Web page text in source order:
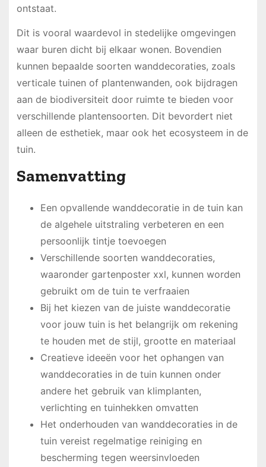
ontstaat.
Dit is vooral waardevol in stedelijke omgevingen
waar buren dicht bij elkaar wonen. Bovendien
kunnen bepaalde soorten wanddecoraties, zoals
verticale tuinen of plantenwanden, ook bijdragen
aan de biodiversiteit door ruimte te bieden voor
verschillende plantensoorten. Dit bevordert niet
alleen de esthetiek, maar ook het ecosysteem in de
tuin.
Samenvatting
Een opvallende wanddecoratie in de tuin kan
de algehele uitstraling verbeteren en een
persoonlijk tintje toevoegen
Verschillende soorten wanddecoraties,
waaronder gartenposter xxl, kunnen worden
gebruikt om de tuin te verfraaien
Bij het kiezen van de juiste wanddecoratie
voor jouw tuin is het belangrijk om rekening
te houden met de stijl, grootte en materiaal
Creatieve ideeën voor het ophangen van
wanddecoraties in de tuin kunnen onder
andere het gebruik van klimplanten,
verlichting en tuinhekken omvatten
Het onderhouden van wanddecoraties in de
tuin vereist regelmatige reiniging en
bescherming tegen weersinvloeden